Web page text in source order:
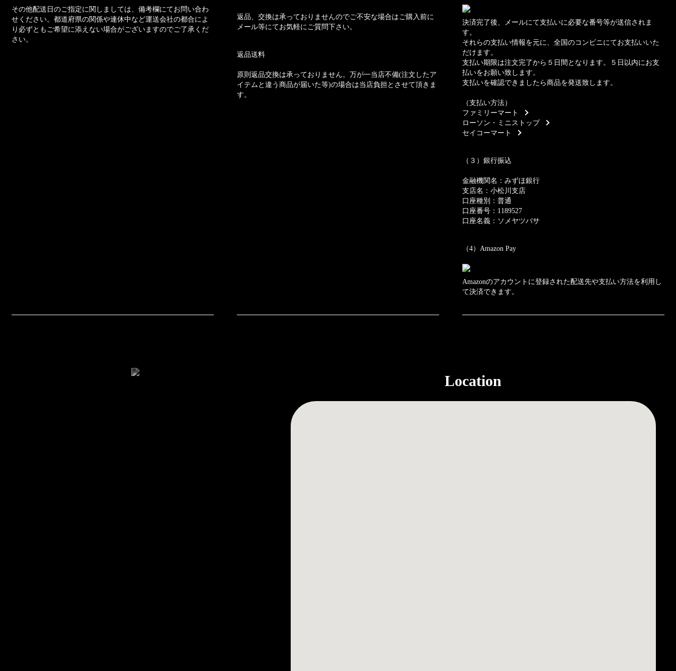
その他配送日のご指定に関しましては、備考欄にてお問い合わ
せください。都道府県の関係や連休中など運送会社の都合によ
り必ずともご希望に添えない場合がございますのでご了承くだ
さい。
返品、交換は承っておりませんのでご不安な場合はご購入前に
メール等にてお気軽にご質問下さい。
返品送料
原則返品交換は承っておりません。万が一当店不備(注文したア
イテムと違う商品が届いた等)の場合は当店負担とさせて頂きま
す。
決済完了後、メールにて支払いに必要な番号等が送信されま
す。
それらの支払い情報を元に、全国のコンビニにてお支払いいた
だけます。
支払い期限は注文完了から５日間となります。５日以内にお支
払いをお願い致します。
支払いを確認できましたら商品を発送致します。
（支払い方法）
ファミリーマート
ローソン・ミニストップ
セイコーマート
（３）銀行振込
金融機関名：みずほ銀行
支店名：小松川支店
口座種別：普通
口座番号：1189527
口座名義：ソメヤツバサ
（4）Amazon Pay
Amazonのアカウントに登録された配送先や支払い方法を利用し
て決済できます。
Location